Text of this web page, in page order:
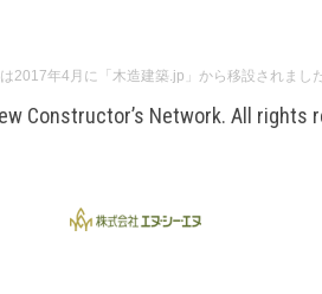
2017年4月に「木造建築.jp」から移設されまし
Constructor’s Network. All rights